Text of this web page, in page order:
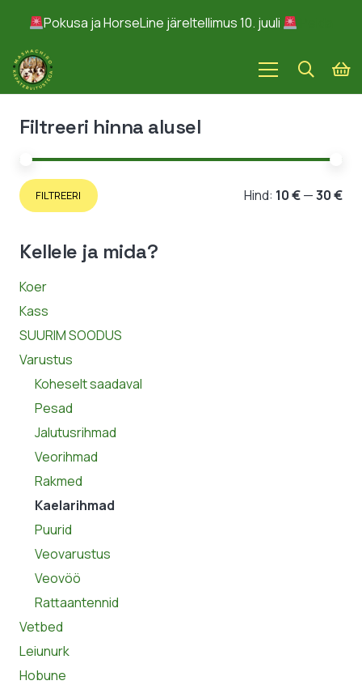
Pokusa ja HorseLine järeltellimus 10. juuli
Filtreeri hinna alusel
FILTREERI Hind: 10 €—30 €
Kellele ja mida?
Koer
Kass
SUURIM SOODUS
Varustus
Koheselt saadaval
Pesad
Jalutusrihmad
Veorihmad
Rakmed
Kaelarihmad
Puurid
Veovarustus
Veovöö
Rattaantennid
Vetbed
Leiunurk
Hobune